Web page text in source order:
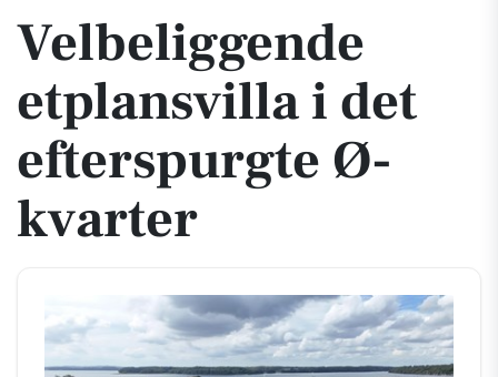
Velbeliggende
etplansvilla i det
efterspurgte Ø-
kvarter